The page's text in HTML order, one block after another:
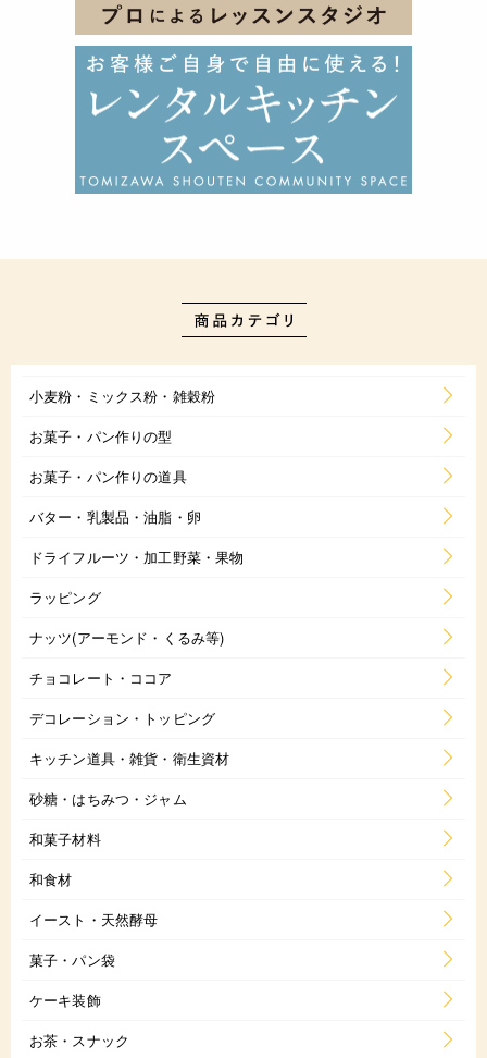
小麦粉・ミックス粉・雑穀粉
お菓子・パン作りの型
お菓子・パン作りの道具
バター・乳製品・油脂・卵
ドライフルーツ・加工野菜・果物
ラッピング
ナッツ(アーモンド・くるみ等)
チョコレート・ココア
デコレーション・トッピング
キッチン道具・雑貨・衛生資材
砂糖・はちみつ・ジャム
和菓子材料
和食材
イースト・天然酵母
菓子・パン袋
ケーキ装飾
お茶・スナック